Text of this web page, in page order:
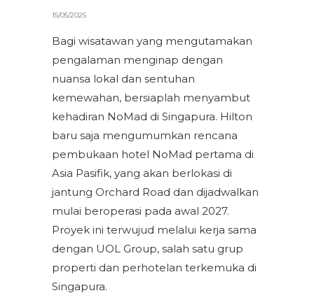
15/05/2025
Bagi wisatawan yang mengutamakan
pengalaman menginap dengan
nuansa lokal dan sentuhan
kemewahan, bersiaplah menyambut
kehadiran NoMad di Singapura. Hilton
baru saja mengumumkan rencana
pembukaan hotel NoMad pertama di
Asia Pasifik, yang akan berlokasi di
jantung Orchard Road dan dijadwalkan
mulai beroperasi pada awal 2027.
Proyek ini terwujud melalui kerja sama
dengan UOL Group, salah satu grup
properti dan perhotelan terkemuka di
Singapura.